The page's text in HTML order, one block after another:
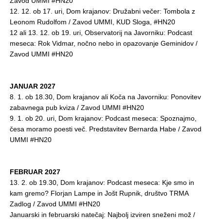
12. 12. ob 17. uri, Dom krajanov: Družabni večer: Tombola z
Leonom Rudolfom / Zavod UMMI, KUD Sloga, #HN20
12 ali 13. 12. ob 19. uri, Observatorij na Javorniku: Podcast
meseca: Rok Vidmar, nočno nebo in opazovanje Geminidov /
Zavod UMMI #HN20
JANUAR 2027
8. 1. ob 18.30, Dom krajanov ali Koča na Javorniku: Ponovitev
zabavnega pub kviza / Zavod UMMI #HN20
9. 1. ob 20. uri, Dom krajanov: Podcast meseca: Spoznajmo,
česa moramo poesti več. Predstavitev Bernarda Habe / Zavod
UMMI #HN20
FEBRUAR 2027
13. 2. ob 19.30, Dom krajanov: Podcast meseca: Kje smo in
kam gremo? Florjan Lampe in Jošt Rupnik, društvo TRMA
Zadlog / Zavod UMMI #HN20
Januarski in februarski natečaj: Najbolj izviren sneženi mož /